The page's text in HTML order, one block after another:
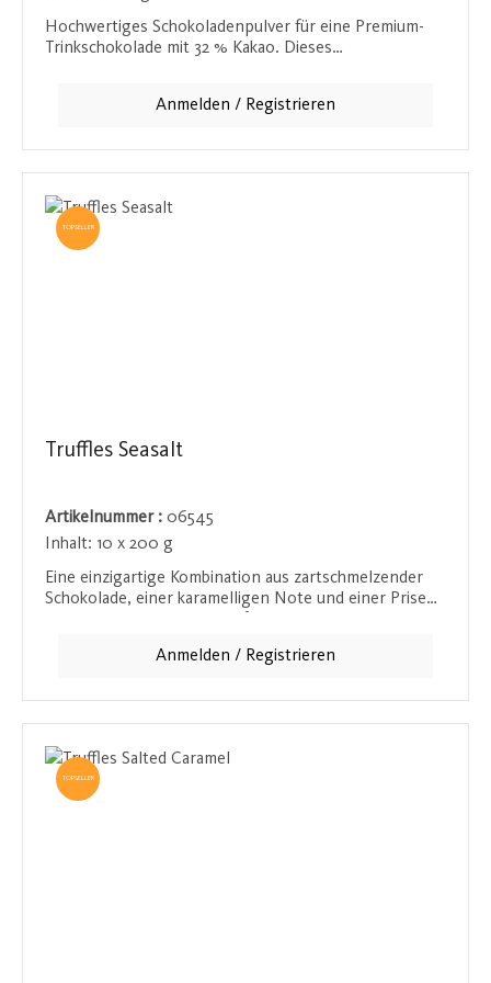
Hochwertiges Schokoladenpulver für eine Premium-
Trinkschokolade mit 32 % Kakao. Dieses
Anmelden / Registrieren
TOPSELLER
Truffles Seasalt
Artikelnummer : 06545
Inhalt: 10 x 200 g
Eine einzigartige Kombination aus zartschmelzender
Schokolade, einer karamelligen Note und einer Prise
reichhaltige Basis, während das Meersalz die Aromen
die auf der Zunge zergeht. Ein Muss für Liebhaber von
süß-salzigen Kreationen.
Anmelden / Registrieren
TOPSELLER